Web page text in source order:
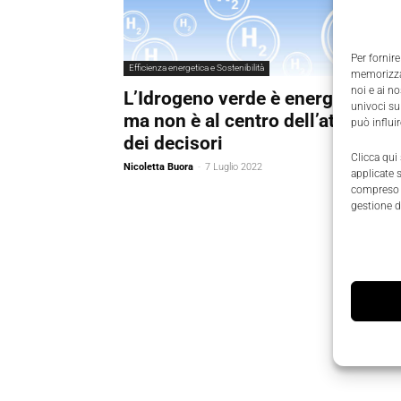
Per
noi e ai
univoci
può
Clicca qui
applicate
gestione
Efficienza energetica e Sostenibilità
L’Idrogeno verde è energia
ma non è al centro
dei decisori
Nicoletta Buora - 7 Luglio 2022